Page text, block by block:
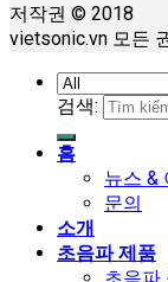
저작권 © 2018
vietsonic.vn 모든
검색:
홈
뉴스 &
문의
소개
초음파 제품
초음파